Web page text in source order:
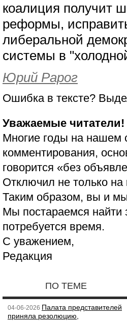
коалиция получит
реформы,
либеральной
системы в
Юрий Рарог
Ошибка в тексте?
Уважаемые читатели!
Многие годы на нашем
комментирования,
говорится «без
Отключил не только
Таким образом, вы и
Мы постараемся найти
потребуется время.
С уважением,
Редакция
ПО ТЕМЕ
04-06-2026 Палата представителей
приняла резолюцию,